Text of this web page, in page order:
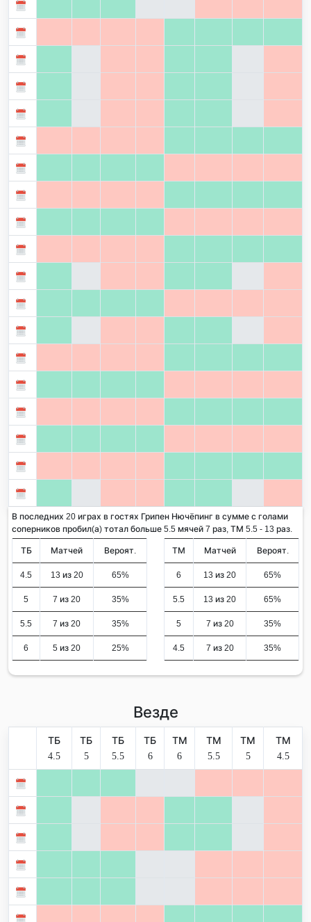
В последних 20 играх в гостях Грипен Нючёпинг в сумме с голами
соперников пробил(а) тотал больше 5.5 мячей 7 раз, ТМ 5.5 - 13 раз.
ТБ Матчей Вероят.
4.5 13 из 20 65%
5 7 из 20 35%
5.5 7 из 20 35%
6 5 из 20 25%
ТМ Матчей Вероят.
6 13 из 20 65%
5.5 13 из 20 65%
5 7 из 20 35%
4.5 7 из 20 35%
Везде
ТБ
4.5
ТБ
5
ТБ
5.5
ТБ
6
ТМ
6
ТМ
5.5
ТМ
5
ТМ
4.5